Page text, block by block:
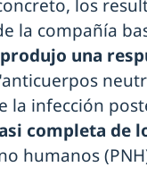
los
la compañía
produjo una
la infección
completa de
humanos